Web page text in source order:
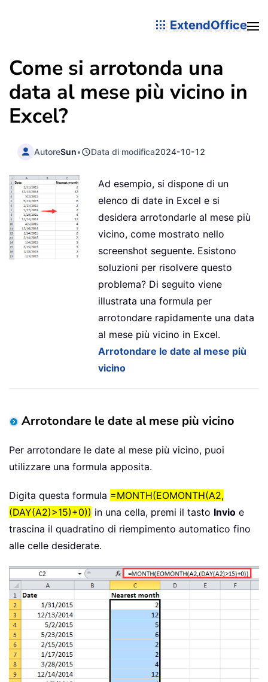
ExtendOffice
Come si arrotonda una
data al mese più vicino in
Excel?
AutoreSun• Data di modifica2024-10-12
Ad esempio, si dispone di un
elenco di date in Excel e si
desidera arrotondarle al mese più
vicino, come mostrato nello
screenshot seguente. Esistono
soluzioni per risolvere questo
problema? Di seguito viene
illustrata una formula per
arrotondare rapidamente una data
al mese più vicino in Excel.
Arrotondare le date al mese più
vicino
Arrotondare le date al mese più vicino
Per arrotondare le date al mese più vicino, puoi
utilizzare una formula apposita.
Digita questa formula =MONTH(EOMONTH(A2,
(DAY(A2)>15)+0)) in una cella, premi il tasto Invio e
trascina il quadratino di riempimento automatico fino
alle celle desiderate.